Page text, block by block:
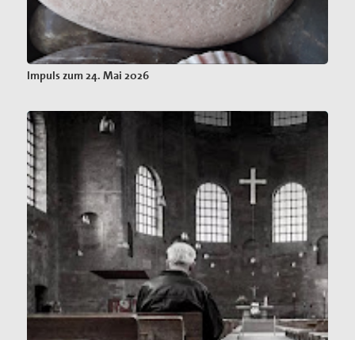
Impuls zum 24. Mai 2026